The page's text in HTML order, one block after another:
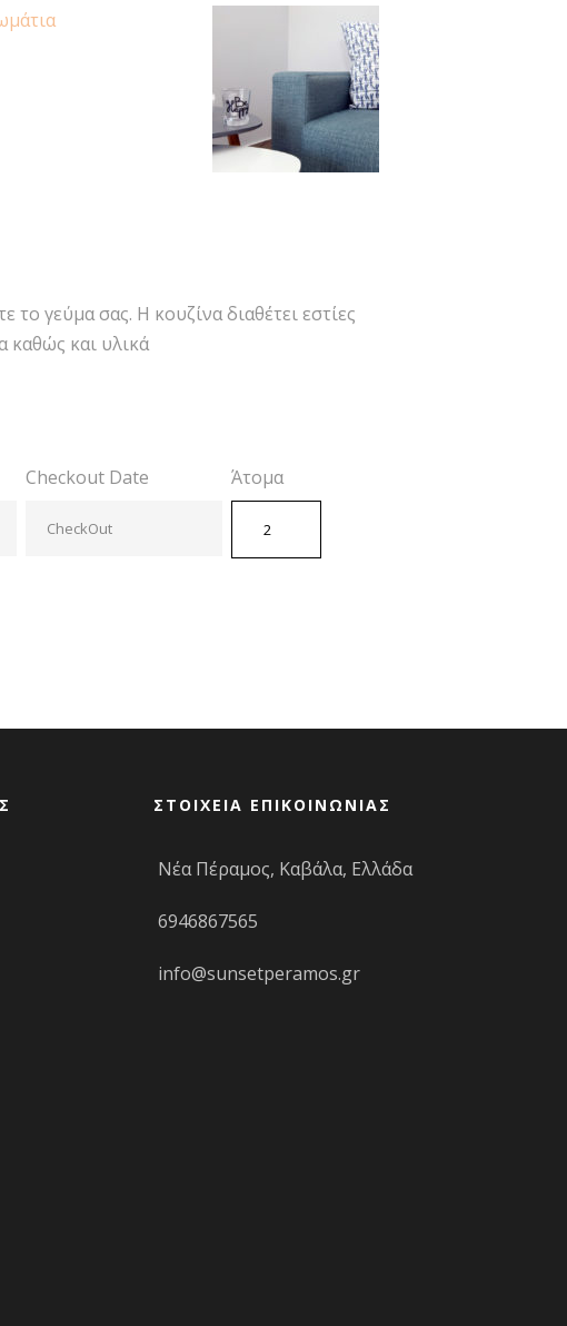
γεύμα σας. Η κουζίνα διαθέτει εστίες
καθώς και υλικά
Checkout Date Άτομα
ΣΤΟΙΧΕΙΑ ΕΠΙΚΟΙΝΩΝΙΑΣ
Νέα Πέραμος, Καβάλα, Ελλάδα
6946867565
info@sunsetperamos.gr